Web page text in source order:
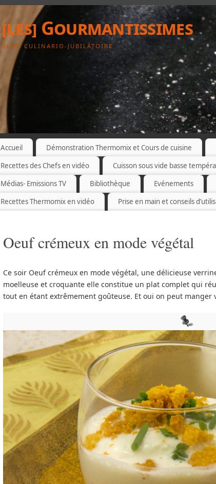
[les] Gourmantissimes
BLOG CULINARIO-JUBILATOIRE
Accueil Démonstration Thermomix et Cours de cuisine
Recettes des Chefs en vidéo
Cuisson sous vide basse
Médias- Emissions TV
Bibliothèque Evénements
Recettes Thermomix en vidéo
Prise en main et conseils
Oeuf crémeux en mode végétal
Ce soir Oeuf crémeux en mode végétal, une délicieuse
moelleuse et croquante elle constitue un plat complet qui
tout en étant extrêmement goûteuse. Et oui on peut